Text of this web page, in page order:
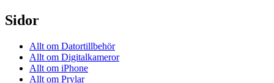
Sidor
Allt om Datortillbehör
Allt om Digitalkameror
Allt om iPhone
Allt om Prylar